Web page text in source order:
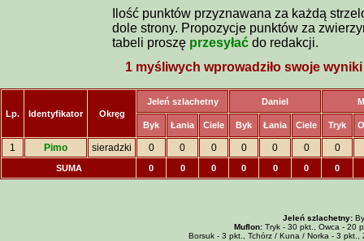
Ilość punktów przyznawana za każdą
dole strony. Propozycje punktów za
tabeli proszę przesyłać do redakcji.
1 myśliwych wprowadziło swoje wyniki
Lp. Identyfikator Okręg
Jeleń szlachetny Daniel
Byk Łania Ciele Byk Łania Ciele Tryk
1 Pimo sieradzki 0 0 0 0 0 0 0
SUMA 0 0 0 0 0 0 0
Jeleń szlachetny:
Muflon:Tryk - 30 pkt., Owca - 20
Borsuk - 3 pkt., Tchórz / Kuna / Norka - 3